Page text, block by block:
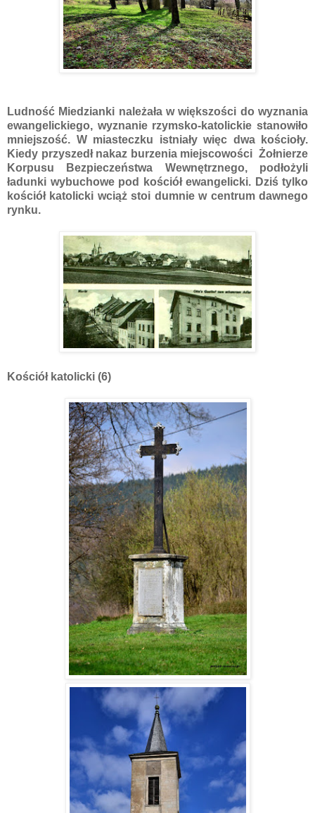
Ludność Miedzianki należała w większości do wyznania
ewangelickiego, wyznanie rzymsko-katolickie stanowiło
mniejszość. W miasteczku istniały więc dwa kościoły.
Kiedy przyszedł nakaz burzenia miejscowości Żołnierze
Korpusu Bezpieczeństwa Wewnętrznego, podłożyli
ładunki wybuchowe pod kościół ewangelicki. Dziś tylko
kościół katolicki wciąż stoi dumnie w centrum dawnego
rynku.
Kościół katolicki (6)